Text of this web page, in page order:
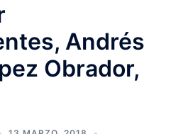
Andrés
Obrador,